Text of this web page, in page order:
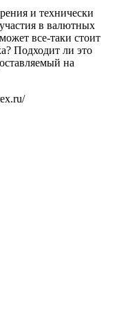
и технически
в валютных
все-таки стоит
Подходит ли это
на